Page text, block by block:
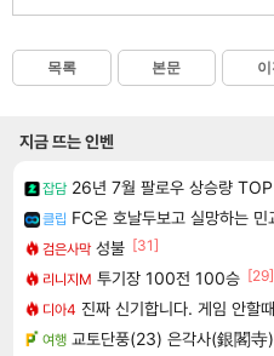
목록 본문
지금 뜨는 인벤
잡담 26년 7월 팔로우 상승량
클립 FC온 호날두보고 실망하는 민
검은사막 성불 [31]
리니지M 투기장 100전 100승 [29]
디아4 진짜 신기합니다. 게임 안할
여행 교토단풍(23) 은각사(銀閣寺)